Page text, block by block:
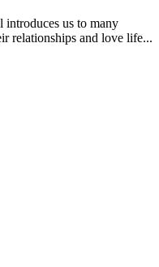
introduces us to many
relationships and love life...